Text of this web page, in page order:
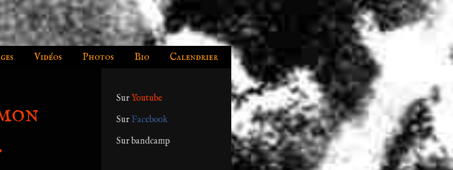
Vidéos Photos Bio Calendrier
SurYoutube
SurFacebook
Sur bandcamp